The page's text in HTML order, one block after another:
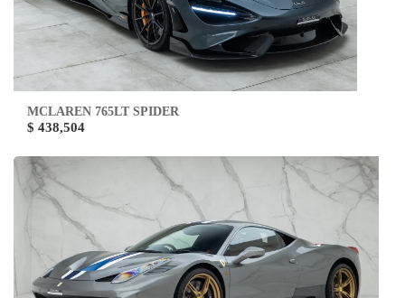
MCLAREN 765LT SPIDER
$ 438,504